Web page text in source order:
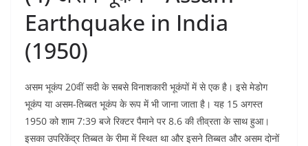
Earthquake in India
(1950)
असम भूकंप 20वीं सदी के सबसे विनाशकारी भूकंपों में से एक है। इसे मेडोग
भूकंप या असम-तिब्बत भूकंप के रूप में भी जाना जाता है। यह 15 अगस्त
1950 को शाम 7:39 बजे रिक्टर पैमाने पर 8.6 की तीव्रता के साथ हुआ।
इसका उपरिकेंद्र तिब्बत के रीमा में स्थित था और इसने तिब्बत और असम दोनों